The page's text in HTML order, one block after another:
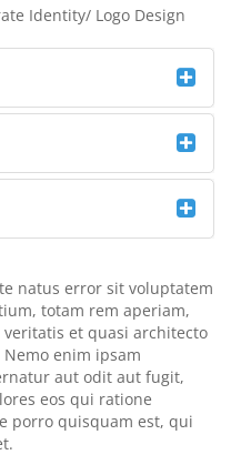
Identity/ Logo Design
natus error sit voluptatem
totam rem aperiam,
et quasi architecto
enim ipsam
aut odit aut fugit,
eos qui ratione
porro quisquam est, qui